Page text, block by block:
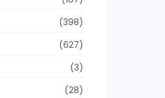
(398)
(627)
(3)
(28)